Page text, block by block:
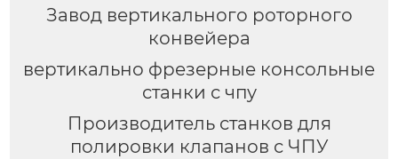
Завод вертикального роторного
конвейера
вертикально фрезерные консольные
станки с чпу
Производитель станков для
полировки клапанов с ЧПУ